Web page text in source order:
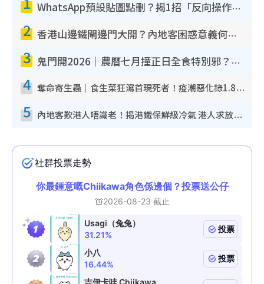
WhatsApp預設貼圖點刪？揭1招「反向操作」還原簡潔介面 附3步實測教學
2 香港山邊鐵閘邊門大開？內地客困惑意義何在！網民神回覆：呢種叫法理性防禦
3 鬼門開2026｜農曆七月撞正日全食特別邪？專家警告切忌做一事！揭4大禁忌+2招保平安
4 奪命寄生蟲｜食生菜狂瀉首現死者！疫潮惡化錄1.8萬宗病例 揭洗菜3大謬誤
5 內地客歎港人唔識老！揭港鐵保鮮級冷氣 港人求放過：咪投訴